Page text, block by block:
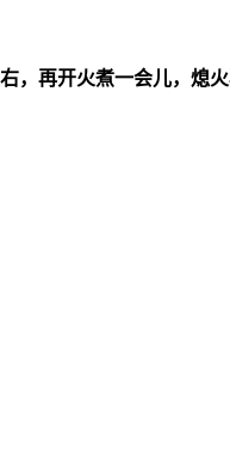
，再开火煮一会儿，熄